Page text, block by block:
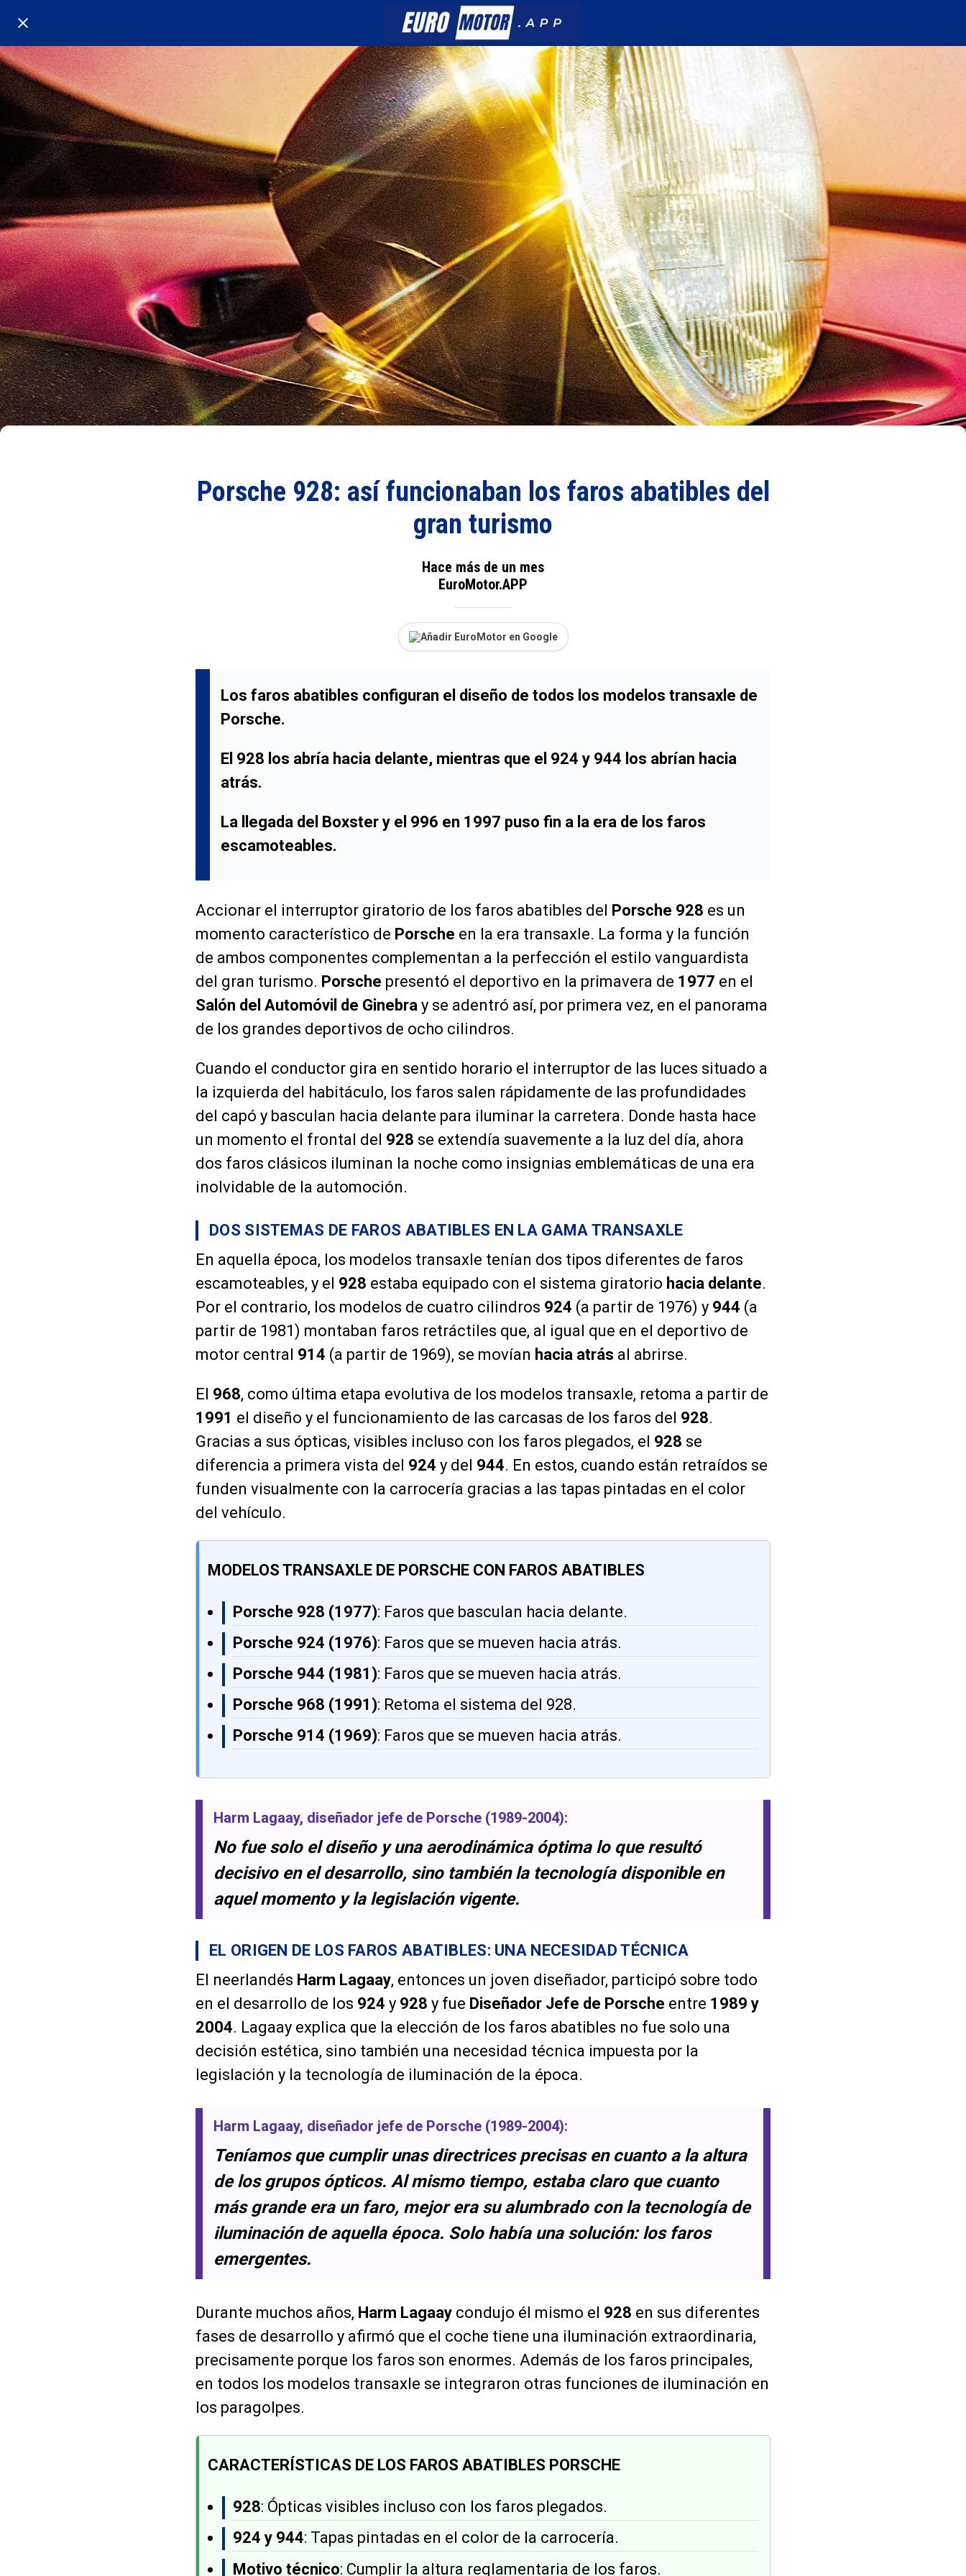
Porsche 928: así funcionaban los faros abatibles del
gran turismo
Hace más de un mes
EuroMotor.APP
Añadir EuroMotor en Google
Los faros abatibles configuran el diseño de todos los modelos transaxle de
Porsche.
El 928 los abría hacia delante, mientras que el 924 y 944 los abrían hacia
atrás.
La llegada del Boxster y el 996 en 1997 puso fin a la era de los faros
escamoteables.
Accionar el interruptor giratorio de los faros abatibles del Porsche 928 es un
momento característico de Porsche en la era transaxle. La forma y la función
de ambos componentes complementan a la perfección el estilo vanguardista
del gran turismo. Porsche presentó el deportivo en la primavera de 1977 en el
Salón del Automóvil de Ginebra y se adentró así, por primera vez, en el panorama
de los grandes deportivos de ocho cilindros.
Cuando el conductor gira en sentido horario el interruptor de las luces situado a
la izquierda del habitáculo, los faros salen rápidamente de las profundidades
del capó y basculan hacia delante para iluminar la carretera. Donde hasta hace
un momento el frontal del 928 se extendía suavemente a la luz del día, ahora
dos faros clásicos iluminan la noche como insignias emblemáticas de una era
inolvidable de la automoción.
DOS SISTEMAS DE FAROS ABATIBLES EN LA GAMA TRANSAXLE
En aquella época, los modelos transaxle tenían dos tipos diferentes de faros
escamoteables, y el 928 estaba equipado con el sistema giratorio hacia delante.
Por el contrario, los modelos de cuatro cilindros 924 (a partir de 1976) y 944 (a
partir de 1981) montaban faros retráctiles que, al igual que en el deportivo de
motor central 914 (a partir de 1969), se movían hacia atrás al abrirse.
El 968, como última etapa evolutiva de los modelos transaxle, retoma a partir de
1991 el diseño y el funcionamiento de las carcasas de los faros del 928.
Gracias a sus ópticas, visibles incluso con los faros plegados, el 928 se
diferencia a primera vista del 924 y del 944. En estos, cuando están retraídos se
funden visualmente con la carrocería gracias a las tapas pintadas en el color
del vehículo.
MODELOS TRANSAXLE DE PORSCHE CON FAROS ABATIBLES
Porsche 928 (1977): Faros que basculan hacia delante.
Porsche 924 (1976): Faros que se mueven hacia atrás.
Porsche 944 (1981): Faros que se mueven hacia atrás.
Porsche 968 (1991): Retoma el sistema del 928.
Porsche 914 (1969): Faros que se mueven hacia atrás.
Harm Lagaay, diseñador jefe de Porsche (1989-2004):
No fue solo el diseño y una aerodinámica óptima lo que resultó
decisivo en el desarrollo, sino también la tecnología disponible en
aquel momento y la legislación vigente.
EL ORIGEN DE LOS FAROS ABATIBLES: UNA NECESIDAD TÉCNICA
El neerlandés Harm Lagaay, entonces un joven diseñador, participó sobre todo
en el desarrollo de los 924 y 928 y fue Diseñador Jefe de Porsche entre 1989 y
2004. Lagaay explica que la elección de los faros abatibles no fue solo una
decisión estética, sino también una necesidad técnica impuesta por la
legislación y la tecnología de iluminación de la época.
Harm Lagaay, diseñador jefe de Porsche (1989-2004):
Teníamos que cumplir unas directrices precisas en cuanto a la altura
de los grupos ópticos. Al mismo tiempo, estaba claro que cuanto
más grande era un faro, mejor era su alumbrado con la tecnología de
iluminación de aquella época. Solo había una solución: los faros
emergentes.
Durante muchos años, Harm Lagaay condujo él mismo el 928 en sus diferentes
fases de desarrollo y afirmó que el coche tiene una iluminación extraordinaria,
precisamente porque los faros son enormes. Además de los faros principales,
en todos los modelos transaxle se integraron otras funciones de iluminación en
los paragolpes.
CARACTERÍSTICAS DE LOS FAROS ABATIBLES PORSCHE
928: Ópticas visibles incluso con los faros plegados.
924 y 944: Tapas pintadas en el color de la carrocería.
Motivo técnico: Cumplir la altura reglamentaria de los faros.